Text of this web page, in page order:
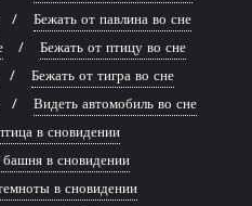
Бежать от павлина во сне
Бежать от птицу во сне
Бежать от тигра во сне
Видеть автомобиль во сне
в сновидении
в сновидении
в сновидении